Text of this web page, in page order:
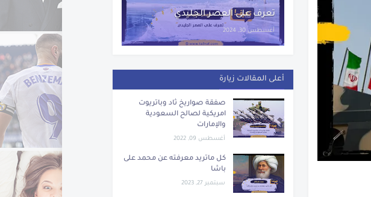
تعرف على العصر الجليدي
أغسطس 30, 2024
أعلى المقالات زيارة
صفقة صواريخ ثاد وباتريوت
امريكية لصالح السعودية
والإمارات
أغسطس 09, 2022
كل ماتريد معرفته عن محمد على
باشا
سبتمبر 27, 2023